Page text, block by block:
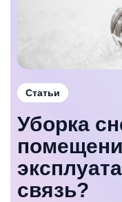
Статьи
Уборка
связь?